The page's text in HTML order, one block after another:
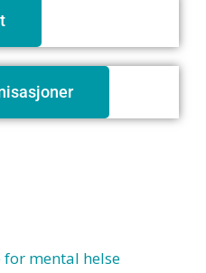
for mental helse